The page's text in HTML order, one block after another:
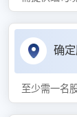
确
至少需一名